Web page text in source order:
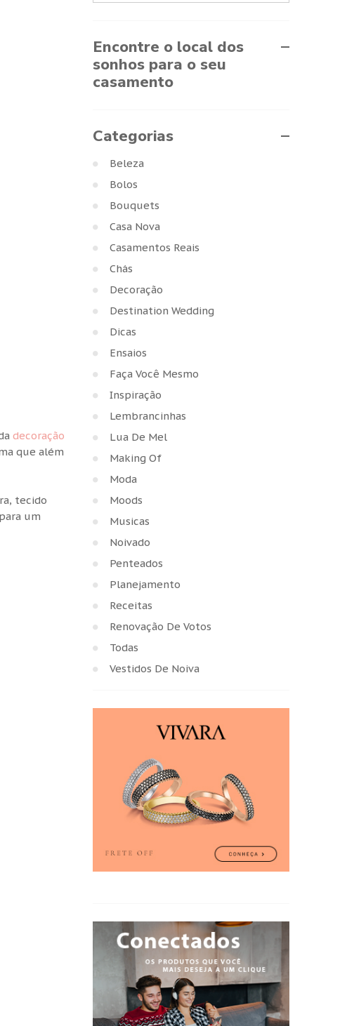
decoração
que além
tecido
um
Encontre o local dos
sonhos para o seu
casamento
Categorias
Beleza
Bolos
Bouquets
Casa Nova
Casamentos Reais
Chás
Decoração
Destination Wedding
Dicas
Ensaios
Faça Você Mesmo
Inspiração
Lembrancinhas
Lua De Mel
Making Of
Moda
Moods
Musicas
Noivado
Penteados
Planejamento
Receitas
Renovação De Votos
Todas
Vestidos De Noiva